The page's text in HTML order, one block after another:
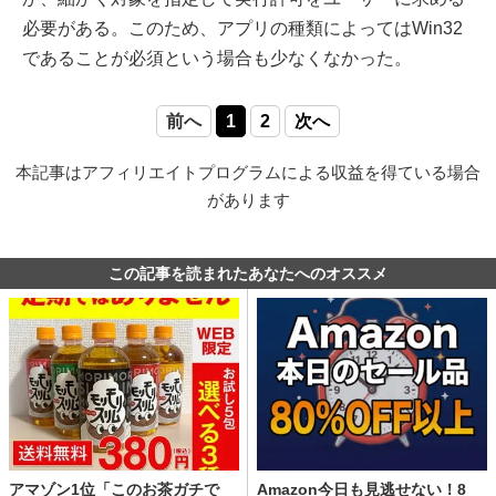
必要がある。このため、アプリの種類によってはWin32
であることが必須という場合も少なくなかった。
前へ 1 2 次へ
本記事はアフィリエイトプログラムによる収益を得ている場合
があります
この記事を読まれたあなたへのオススメ
アマゾン1位「このお茶ガチで Amazon今日も見逃せない！8